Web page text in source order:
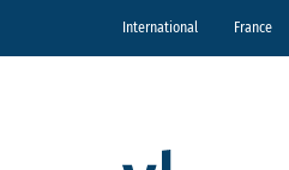
International France